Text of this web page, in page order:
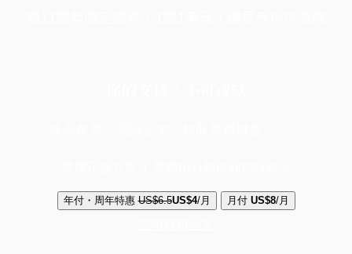
年付・周年特惠 US$6.5US$4/月 月付 US$8/月